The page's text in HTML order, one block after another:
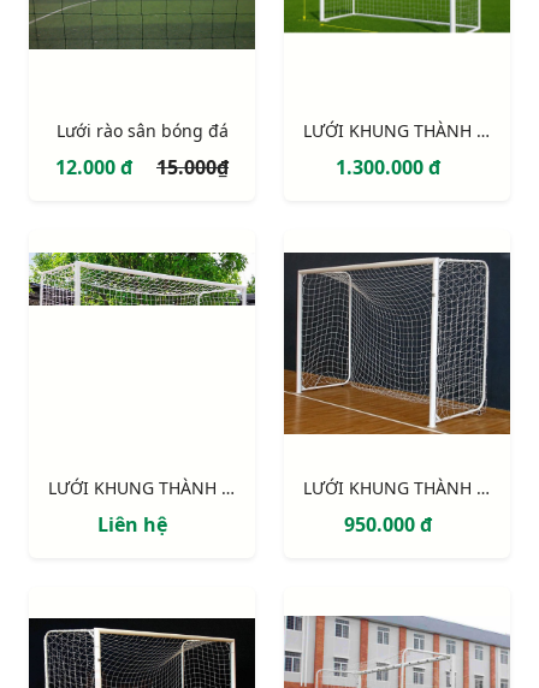
Lưới rào sân bóng đá
12.000 đ 15.000₫
LƯỚI KHUNG THÀNH 7 NGƯỜI 4,2M x 2,2M (NEW)
1.300.000 đ
LƯỚI KHUNG THÀNH 5 NGƯỜI CAO CẤP 234110
Liên hệ
LƯỚI KHUNG THÀNH 234120
950.000 đ